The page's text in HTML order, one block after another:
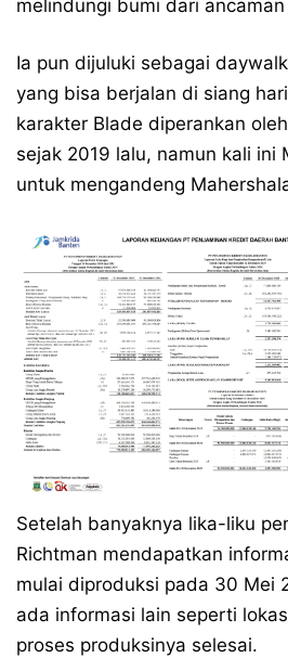
melindungi bumi dari
Ia pun dijuluki sebagai
yang bisa berjalan di siang
karakter Blade diperankan
sejak 2019 lalu, namun kali ini
untuk mengandeng
Setelah banyaknya lika-liku
Richtman mendapatkan
mulai diproduksi pada 30 Mei
ada informasi lain seperti
proses produksinya selesai.